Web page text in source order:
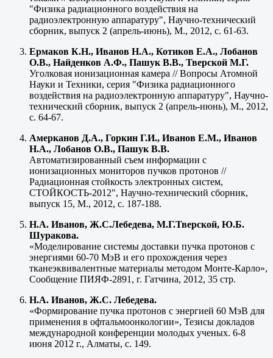
"Физика радиационного воздействия на
радиоэлектронную аппаратуру", Научно-технический
сборник, выпуск 2 (апрель-июнь), М., 2012, с. 61-63.
Ермаков К.Н., Иванов Н.А., Котиков Е.А., Лобанов
О.В., Найденков А.Ф., Пашук В.В., Тверской М.Г.
Уголковая ионизационная камера // Вопросы Атомной
Науки и Техники, серия "Физика радиационного
воздействия на радиоэлектронную аппаратуру", Научно-
технический сборник, выпуск 2 (апрель-июнь), М., 2012,
с. 64-67.
Амерканов Д.А., Горкин Г.И., Иванов Е.М., Иванов
Н.А., Лобанов О.В., Пашук В.В.
Автоматизированный съем информации с
ионизационных мониторов пучков протонов //
Радиационная стойкость электронных систем,
СТОЙКОСТЬ-2012", Научно-технический сборник,
выпуск 15, М., 2012, с. 187-188.
Н.А. Иванов, Ж.С.Лебедева, М.Г.Тверской, Ю.Б.
Шуракова.
«Моделирование системы доставки пучка протонов с
энергиями 60-70 МэВ и его прохождения через
тканеэквивалентные материалы методом Монте-Карло»,
Сообщение ПИЯФ-2891, г. Гатчина, 2012, 35 стр.
Н.А. Иванов, Ж.С. Лебедева.
«Формирование пучка протонов с энергией 60 МэВ для
применения в офтальмоонкологии», Тезисы докладов
международной конференции молодых ученых. 6-8
июня 2012 г., Алматы, с. 149.